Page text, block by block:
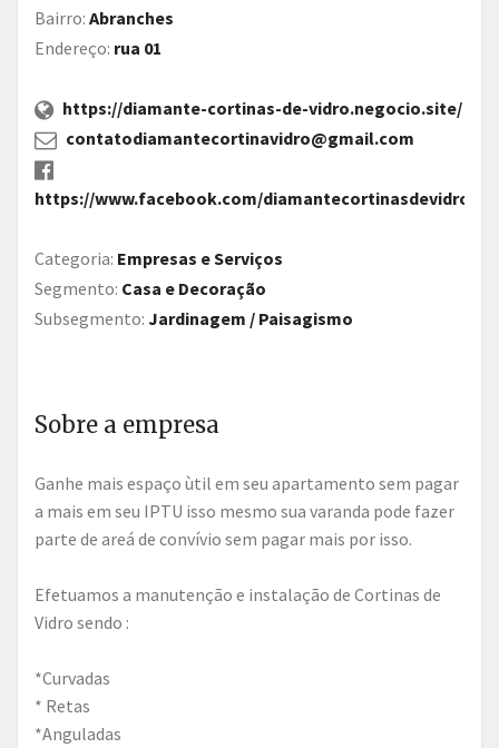
Bairro: Abranches
Endereço: rua 01
https://diamante-cortinas-de-vidro.negocio.site/
contatodiamantecortinavidro@gmail.com
https://www.facebook.com/diamantecortinasdevidro
Categoria: Empresas e Serviços
Segmento: Casa e Decoração
Subsegmento: Jardinagem / Paisagismo
Sobre a empresa
Ganhe mais espaço ùtil em seu apartamento sem pagar
a mais em seu IPTU isso mesmo sua varanda pode fazer
parte de areá de convívio sem pagar mais por isso.
Efetuamos a manutenção e instalação de Cortinas de
Vidro sendo :
*Curvadas
* Retas
*Anguladas